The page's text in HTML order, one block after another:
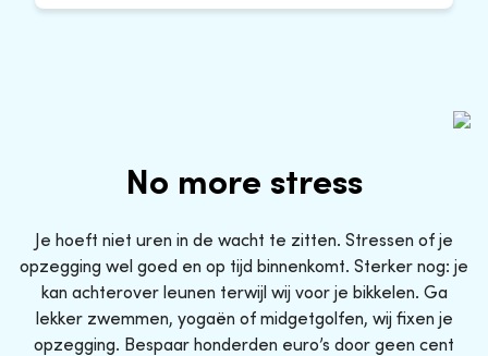
No more stress
Je hoeft niet uren in de wacht te zitten. Stressen of je
opzegging wel goed en op tijd binnenkomt. Sterker nog: je
kan achterover leunen terwijl wij voor je bikkelen. Ga
lekker zwemmen, yogaën of midgetgolfen, wij fixen je
opzegging. Bespaar honderden euro’s door geen cent